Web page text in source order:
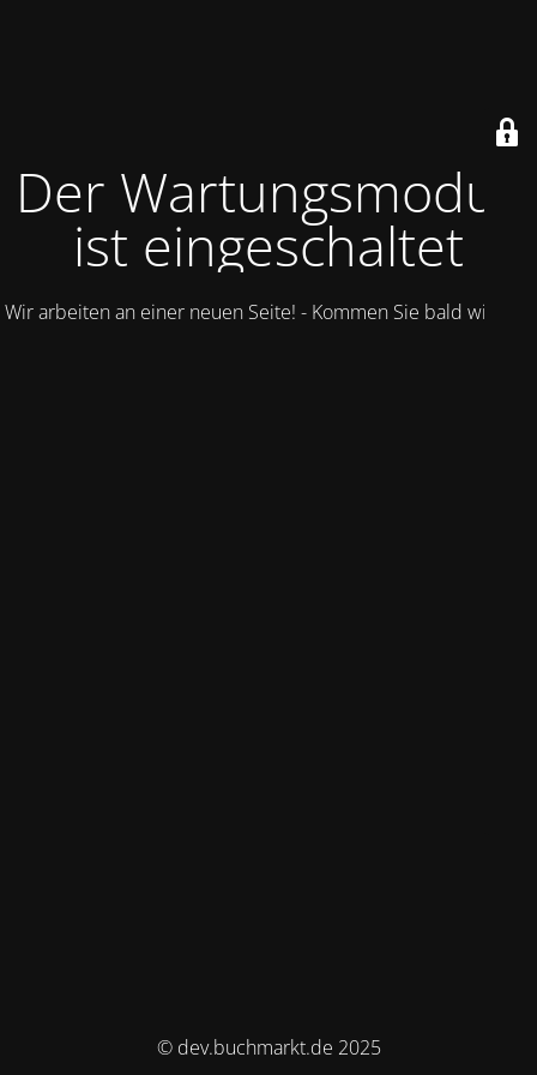
Der Wartungsmodus
ist eingeschaltet
Wir arbeiten an einer neuen Seite! - Kommen Sie bald wieder.
© dev.buchmarkt.de 2025